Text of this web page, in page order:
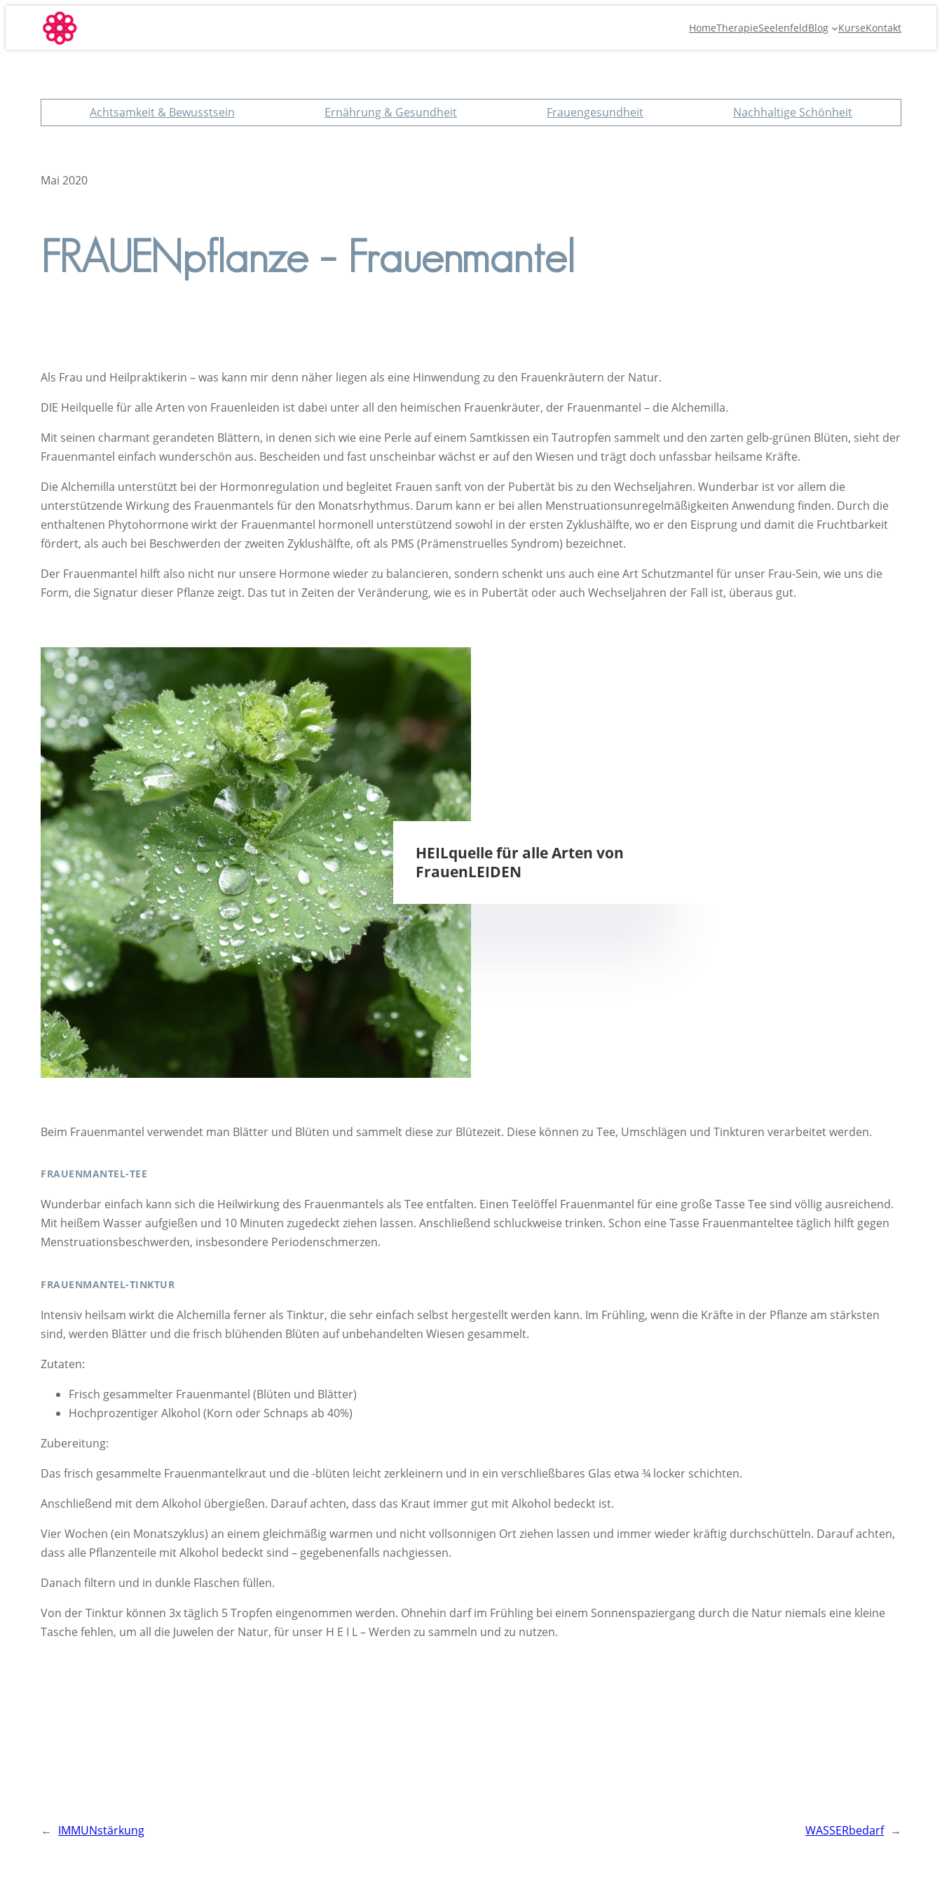
springen
HomeTherapieSeelenfeldBlog KurseKontakt
Achtsamkeit & Bewusstsein Ernährung & Gesundheit Frauengesundheit Nachhaltige Schönheit
Mai 2020
FRAUENpflanze – Frauenmantel
Als Frau und Heilpraktikerin – was kann mir denn näher liegen als eine Hinwendung zu den Frauenkräutern der Natur.
DIE Heilquelle für alle Arten von Frauenleiden ist dabei unter all den heimischen Frauenkräuter, der Frauenmantel – die Alchemilla.
Mit seinen charmant gerandeten Blättern, in denen sich wie eine Perle auf einem Samtkissen ein Tautropfen sammelt und den zarten gelb-grünen Blüten, sieht der
Frauenmantel einfach wunderschön aus. Bescheiden und fast unscheinbar wächst er auf den Wiesen und trägt doch unfassbar heilsame Kräfte.
Die Alchemilla unterstützt bei der Hormonregulation und begleitet Frauen sanft von der Pubertät bis zu den Wechseljahren. Wunderbar ist vor allem die
unterstützende Wirkung des Frauenmantels für den Monatsrhythmus. Darum kann er bei allen Menstruationsunregelmäßigkeiten Anwendung finden. Durch die
enthaltenen Phytohormone wirkt der Frauenmantel hormonell unterstützend sowohl in der ersten Zyklushälfte, wo er den Eisprung und damit die Fruchtbarkeit
fördert, als auch bei Beschwerden der zweiten Zyklushälfte, oft als PMS (Prämenstruelles Syndrom) bezeichnet.
Der Frauenmantel hilft also nicht nur unsere Hormone wieder zu balancieren, sondern schenkt uns auch eine Art Schutzmantel für unser Frau-Sein, wie uns die
Form, die Signatur dieser Pflanze zeigt. Das tut in Zeiten der Veränderung, wie es in Pubertät oder auch Wechseljahren der Fall ist, überaus gut.
HEILquelle für alle Arten von
FrauenLEIDEN
Beim Frauenmantel verwendet man Blätter und Blüten und sammelt diese zur Blütezeit. Diese können zu Tee, Umschlägen und Tinkturen verarbeitet werden.
FRAUENMANTEL-TEE
Wunderbar einfach kann sich die Heilwirkung des Frauenmantels als Tee entfalten. Einen Teelöffel Frauenmantel für eine große Tasse Tee sind völlig ausreichend.
Mit heißem Wasser aufgießen und 10 Minuten zugedeckt ziehen lassen. Anschließend schluckweise trinken. Schon eine Tasse Frauenmanteltee täglich hilft gegen
Menstruationsbeschwerden, insbesondere Periodenschmerzen.
FRAUENMANTEL-TINKTUR
Intensiv heilsam wirkt die Alchemilla ferner als Tinktur, die sehr einfach selbst hergestellt werden kann. Im Frühling, wenn die Kräfte in der Pflanze am stärksten
sind, werden Blätter und die frisch blühenden Blüten auf unbehandelten Wiesen gesammelt.
Zutaten:
Frisch gesammelter Frauenmantel (Blüten und Blätter)
Hochprozentiger Alkohol (Korn oder Schnaps ab 40%)
Zubereitung:
Das frisch gesammelte Frauenmantelkraut und die -blüten leicht zerkleinern und in ein verschließbares Glas etwa ¾ locker schichten.
Anschließend mit dem Alkohol übergießen. Darauf achten, dass das Kraut immer gut mit Alkohol bedeckt ist.
Vier Wochen (ein Monatszyklus) an einem gleichmäßig warmen und nicht vollsonnigen Ort ziehen lassen und immer wieder kräftig durchschütteln. Darauf achten,
dass alle Pflanzenteile mit Alkohol bedeckt sind – gegebenenfalls nachgiessen.
Danach filtern und in dunkle Flaschen füllen.
Von der Tinktur können 3x täglich 5 Tropfen eingenommen werden. Ohnehin darf im Frühling bei einem Sonnenspaziergang durch die Natur niemals eine kleine
Tasche fehlen, um all die Juwelen der Natur, für unser H E I L – Werden zu sammeln und zu nutzen.
← IMMUNstärkung WASSERbedarf →